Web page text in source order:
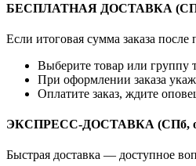
БЕСПЛАТНАЯ ДОСТАВКА
Если итоговая сумма заказа
Выберите товар или группу
При оформлении заказа
Оплатите заказ, ждите
ЭКСПРЕСС-ДОСТАВКА (СПб,
Быстрая доставка — доступное